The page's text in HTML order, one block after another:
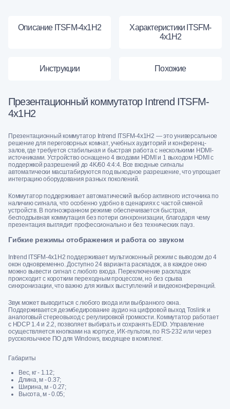
Описание ITSFM-4x1H2
Характеристики ITSFM-
4x1H2
Инструкции Похожие
Презентационный коммутатор Intrend ITSFM-
4x1H2
Презентационный коммутатор Intrend ITSFM-4x1H2 — это универсальное
решение для переговорных комнат, учебных аудиторий и конференц-
залов, где требуется стабильная и быстрая работа с несколькими HDMI-
источниками. Устройство оснащено 4 входами HDMI и 1 выходом HDMI с
поддержкой разрешений до 4K/60 4:4:4. Все входные сигналы
автоматически масштабируются под выходное разрешение, что упрощает
интеграцию оборудования разных поколений.
Коммутатор поддерживает автоматический выбор активного источника по
наличию сигнала, что особенно удобно в сценариях с частой сменой
устройств. В полноэкранном режиме обеспечивается быстрая,
бесподрывная коммутация без потери синхронизации, благодаря чему
презентация выглядит профессионально и без технических пауз.
Гибкие режимы отображения и работа со звуком
Intrend ITSFM-4x1H2 поддерживает мультиоконный режим с выводом до 4
окон одновременно. Доступно 24 варианта раскладок, а в каждое окно
можно вывести сигнал с любого входа. Переключение раскладок
происходит с коротким переходным процессом, но без срыва
синхронизации, что важно для живых выступлений и видеоконференций.
Звук может выводиться с любого входа или выбранного окна.
Поддерживается деэмбедирование аудио на цифровой выход Toslink и
аналоговый стереовыход с регулировкой громкости. Коммутатор работает
с HDCP 1.4 и 2.2, позволяет выбирать и сохранять EDID. Управление
осуществляется кнопками на корпусе, ИК-пультом, по RS-232 или через
русскоязычное ПО для Windows, входящее в комплект.
Габариты
Вес, кг - 1.12;
Длина, м - 0.37;
Ширина, м - 0.27;
Высота, м - 0.05;